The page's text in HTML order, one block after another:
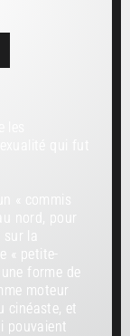
« commis
nord, pour
sur la
« petite-
forme de
moteur
cinéaste, et
pouvaient